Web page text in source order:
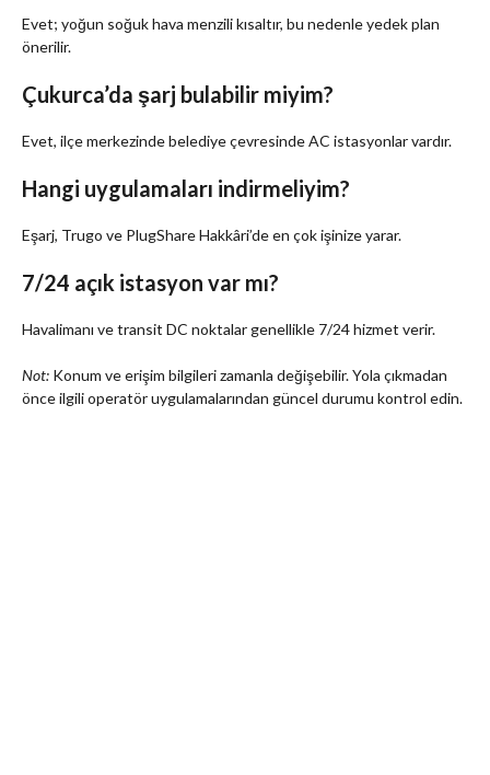
Evet; yoğun soğuk hava menzili kısaltır, bu nedenle yedek plan
önerilir.
Çukurca’da şarj bulabilir miyim?
Evet, ilçe merkezinde belediye çevresinde AC istasyonlar vardır.
Hangi uygulamaları indirmeliyim?
Eşarj, Trugo ve PlugShare Hakkâri’de en çok işinize yarar.
7/24 açık istasyon var mı?
Havalimanı ve transit DC noktalar genellikle 7/24 hizmet verir.
Not: Konum ve erişim bilgileri zamanla değişebilir. Yola çıkmadan
önce ilgili operatör uygulamalarından güncel durumu kontrol edin.